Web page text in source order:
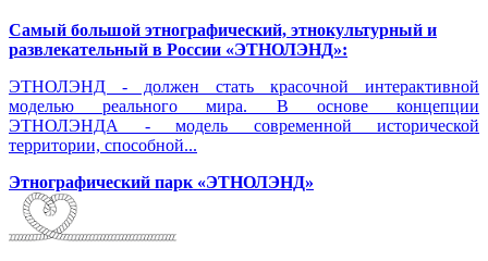
Самый большой этнографический, этнокультурный и
развлекательный в России «ЭТНОЛЭНД»:
ЭТНОЛЭНД - должен стать красочной интерактивной
моделью реального мира. В основе концепции
ЭТНОЛЭНДА - модель современной исторической
территории, способной...
Этнографический парк «ЭТНОЛЭНД»